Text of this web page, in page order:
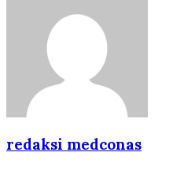
redaksi medconas